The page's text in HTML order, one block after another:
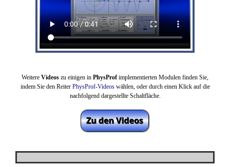
Weitere Videos zu einigen in PhysProfimplementierten Modulen finden Sie,
indem Sie den Reiter PhysProf-Videoswählen, oder durch einen Klick auf die
nachfolgend dargestellte Schaltfläche.